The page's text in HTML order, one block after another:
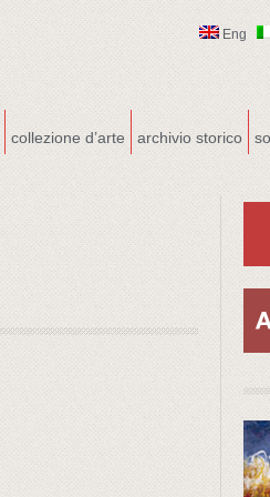
Eng
collezione d’arte archivio storico